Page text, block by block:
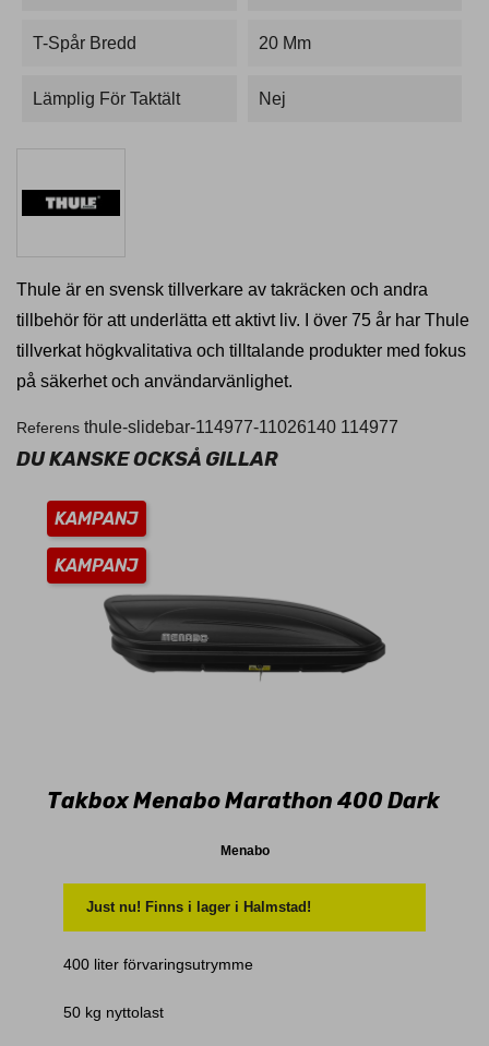
T-Spår Bredd 20 Mm
Lämplig För Taktält Nej
Thule är en svensk tillverkare av takräcken och andra
tillbehör för att underlätta ett aktivt liv. I över 75 år har Thule
tillverkat högkvalitativa och tilltalande produkter med fokus
på säkerhet och användarvänlighet.
Referens thule-slidebar-114977-11026140 114977
DU KANSKE OCKSÅ GILLAR
Takbox Menabo Marathon 400 Dark
Menabo
Just nu! Finns i lager i Halmstad!
400 liter förvaringsutrymme
50 kg nyttolast
KAMPANJ
KAMPANJ